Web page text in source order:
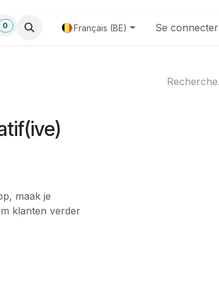
Équipement de natation Demande de devis
0 Français (BE) Se connecter
maak je
klanten verder